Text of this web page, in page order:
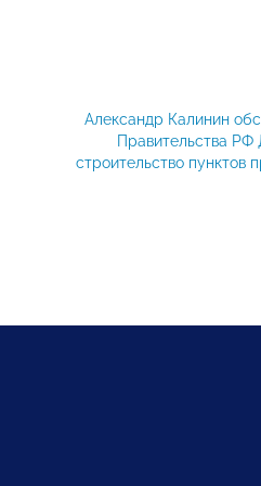
Александр Калинин
Правительства
строительство пунктов